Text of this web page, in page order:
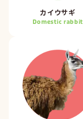
カイウサギ
Domestic rabbit